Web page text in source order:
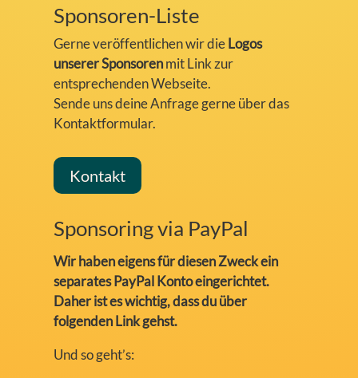
Sponsoren-Liste
Gerne veröffentlichen wir dieLogos
unserer Sponsorenmit Link zur
entsprechenden Webseite.
Sende uns deine Anfrage gerne über das
Kontaktformular.
Kontakt
Sponsoring via PayPal
Wir haben eigens für diesen Zweck ein
separates PayPal Konto eingerichtet.
Daher ist es wichtig, dass du über
folgenden Link gehst.
Und so geht’s: